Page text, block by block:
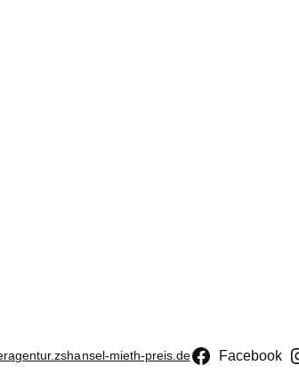
agentur.zshansel-mieth-preis.de Facebook